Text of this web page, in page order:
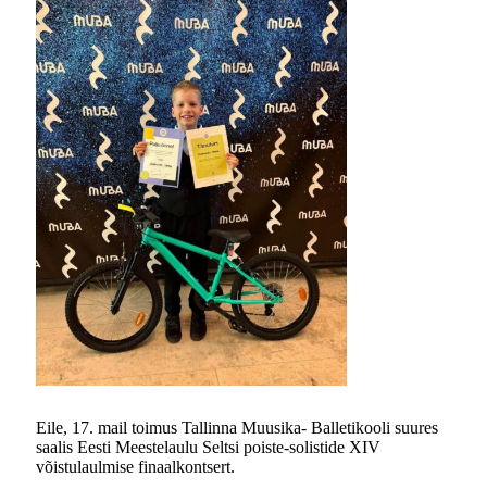
Eile, 17. mail toimus Tallinna Muusika- Balletikooli suures
saalis Eesti Meestelaulu Seltsi poiste-solistide XIV
võistulaulmise finaalkontsert.